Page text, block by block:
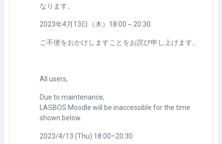
なります。
2023年4月13日（木）18:00～20:30
ご不便をおかけしますことをお詫び申し上げます。
All users,
Due to maintenance,
LASBOS Moodle will be inaccessible for the time
shown below.
2023/4/13 (Thu) 18:00–20:30